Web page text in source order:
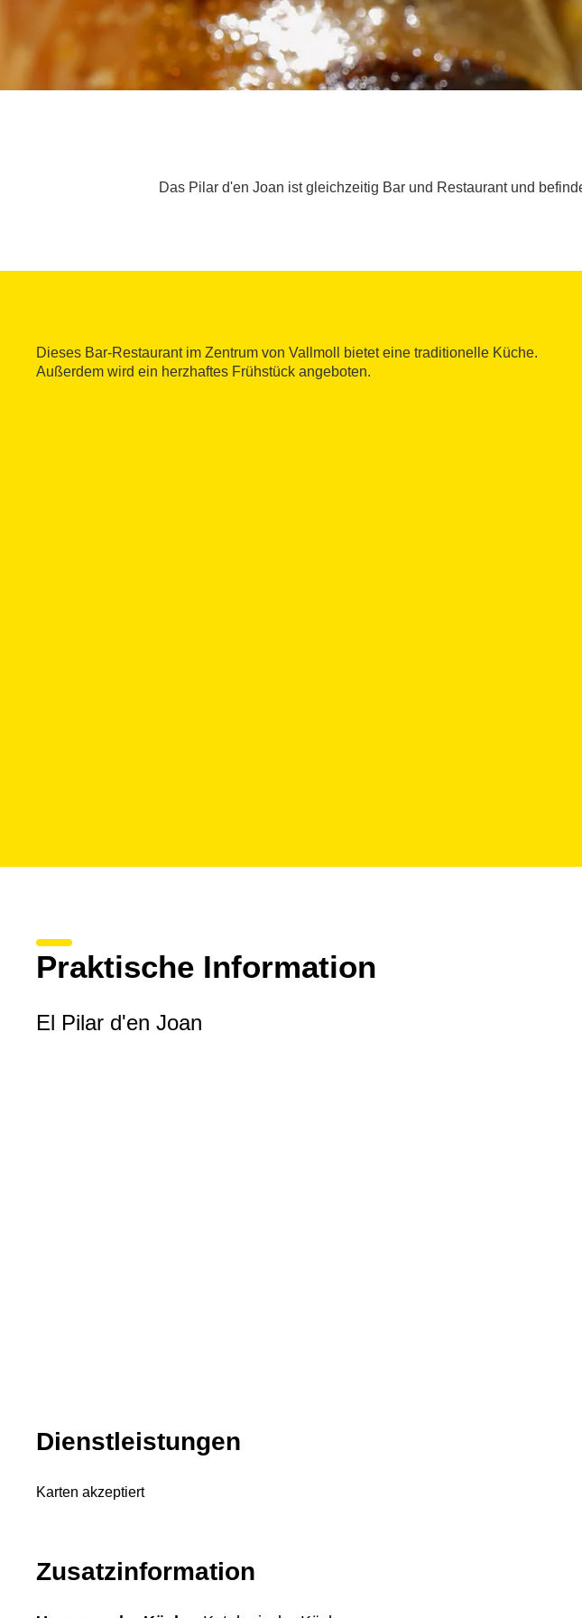
Das Pilar d'en Joan ist gleichzeitig Bar und Restaurant und
Dieses Bar-Restaurant im Zentrum von Vallmoll bietet eine traditionelle Küche.
Außerdem wird ein herzhaftes Frühstück angeboten.
Praktische Information
El Pilar d'en Joan
Dienstleistungen
Karten akzeptiert
Zusatzinformation